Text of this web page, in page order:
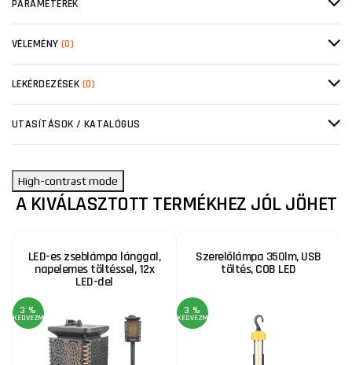
PARAMÉTEREK
VÉLEMÉNY (0)
LEKÉRDEZÉSEK (0)
UTASÍTÁSOK / KATALÓGUS
High-contrast mode
A KIVÁLASZTOTT TERMÉKHEZ JÓL JÖHET
LED-es zseblámpa lánggal,
napelemes töltéssel, 12x
LED-del
3 %
KEDVEZMÉNY
Szerelőlámpa 350lm, USB
töltés, COB LED
3 %
KEDVEZMÉNY